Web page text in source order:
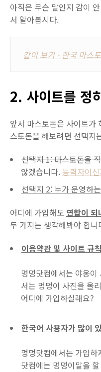
아직은 무슨 말인지 감이
서 알아봅시다.
같이 보기 - 한국 마스
2. 사이트를 정
앞서 마스토돈은 사이트가
스토돈을 해보려면 선택지
선택지 1: 마스토돈을
않겠습니다. 능력자이
선택지 2: 누가 운영하
어디에 가입해도 연합이 되
두 가지는 생각해봐야 합니
이용약관 및 사이트 규칙
멍멍닷컴에서는 야옹
서는 멍멍이 사진을 올
어디에 가입하실래요?
한국어 사용자가 많이
멍멍닷컴에서는 가입
닷컴에는 멍멍이말을